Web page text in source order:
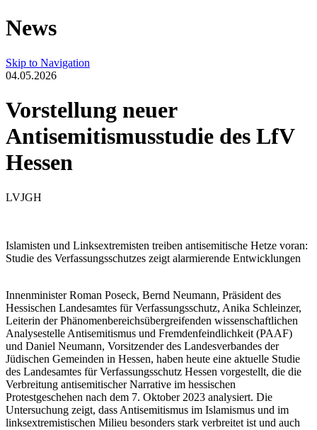
News
Skip to Navigation
04.05.2026
Vorstellung neuer
Antisemitismusstudie des LfV
Hessen
LVJGH
Islamisten und Linksextremisten treiben antisemitische Hetze voran:
Studie des Verfassungsschutzes zeigt alarmierende Entwicklungen
Innenminister Roman Poseck, Bernd Neumann, Präsident des
Hessischen Landesamtes für Verfassungsschutz, Anika Schleinzer,
Leiterin der Phänomenbereichsübergreifenden wissenschaftlichen
Analysestelle Antisemitismus und Fremdenfeindlichkeit (PAAF)
und Daniel Neumann, Vorsitzender des Landesverbandes der
Jüdischen Gemeinden in Hessen, haben heute eine aktuelle Studie
des Landesamtes für Verfassungsschutz Hessen vorgestellt, die die
Verbreitung antisemitischer Narrative im hessischen
Protestgeschehen nach dem 7. Oktober 2023 analysiert. Die
Untersuchung zeigt, dass Antisemitismus im Islamismus und im
linksextremistischen Milieu besonders stark verbreitet ist und auch